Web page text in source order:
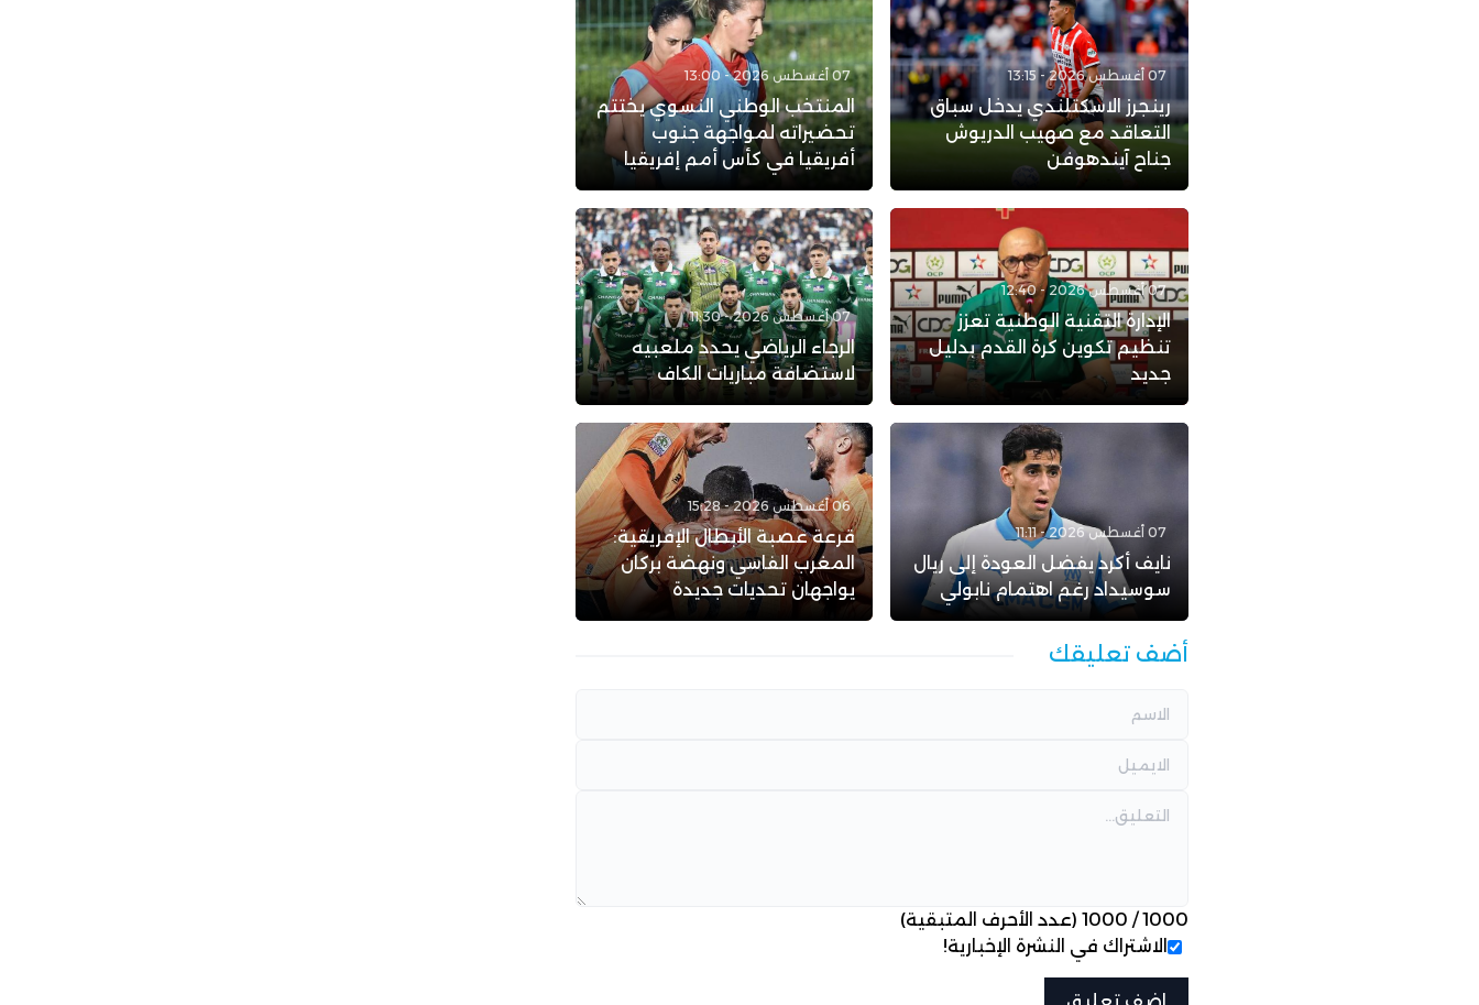
07 أغسطس 2026 - 13:15
رينجرز الاسكتلندي يدخل سباق
التعاقد مع صهيب الدريوش
جناح آيندهوفن
07 أغسطس 2026 - 13:00
المنتخب الوطني النسوي يختتم
تحضيراته لمواجهة جنوب
أفريقيا في كأس أمم إفريقيا
07 أغسطس 2026 - 12:40
الإدارة التقنية الوطنية تعزز
تنظيم تكوين كرة القدم بدليل
جديد
07 أغسطس 2026 - 11:30
الرجاء الرياضي يحدد ملعبيه
لاستضافة مباريات الكاف
07 أغسطس 2026 - 11:11
نايف أكرد يفضل العودة إلى ريال
سوسيداد رغم اهتمام نابولي
06 أغسطس 2026 - 15:28
قرعة عصبة الأبطال الإفريقية:
المغرب الفاسي ونهضة بركان
يواجهان تحديات جديدة
أضف تعليقك
1000
/
1000 (عدد الأحرف المتبقية)
الاشتراك في النشرة الإخبارية!